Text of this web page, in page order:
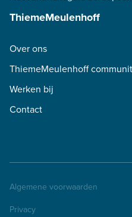
ThiemeMeulenhoff
Over ons
ThiemeMeulenhoff
Werken bij
Contact
Algemene voorwaarden
Privacy